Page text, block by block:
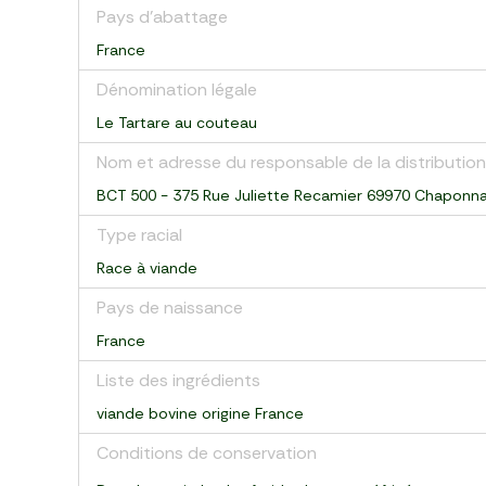
Pays d’abattage
France
Dénomination légale
Le Tartare au couteau
Nom et adresse du responsable de la distribution
BCT 500 - 375 Rue Juliette Recamier 69970
Type racial
Race à viande
Pays de naissance
France
Liste des ingrédients
viande bovine origine France
Conditions de conservation